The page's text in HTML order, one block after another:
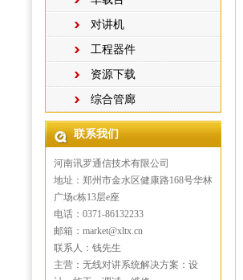
对讲机
工程器件
资源下载
综合管廊
联系我们
河南讯罗通信技术有限公司
地址：郑州市金水区健康路168号华林
广场c栋13层e座
电话：0371-86132233
邮箱：market@xltx.cn
联系人：钱先生
主营：无线对讲系统解决方案：设